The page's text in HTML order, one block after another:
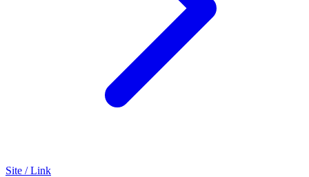
Site / Link